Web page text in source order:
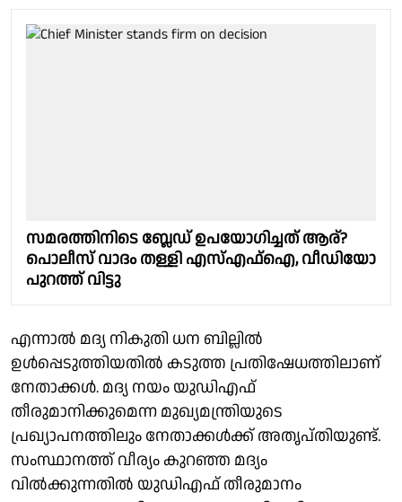
സമരത്തിനിടെ ബ്ലേഡ് ഉപയോഗിച്ചത് ആര്?
പൊലീസ് വാദം തള്ളി എസ്എഫ്ഐ, വീഡിയോ
പുറത്ത് വിട്ടു
എന്നാല്‍ മദ്യ നികുതി ധന ബില്ലില്‍
ഉള്‍പ്പെടുത്തിയതിൽ കടുത്ത പ്രതിഷേധത്തിലാണ്
നേതാക്കള്‍. മദ്യ നയം യുഡിഎഫ്
തീരുമാനിക്കുമെന്ന മുഖ്യമന്ത്രിയുടെ
പ്രഖ്യാപനത്തിലും നേതാക്കള്‍ക്ക് അതൃപ്തിയുണ്ട്.
സംസ്ഥാനത്ത് വീര്യം കുറഞ്ഞ മദ്യം
വില്‍ക്കുന്നതില്‍ യുഡിഎഫ് തീരുമാനം